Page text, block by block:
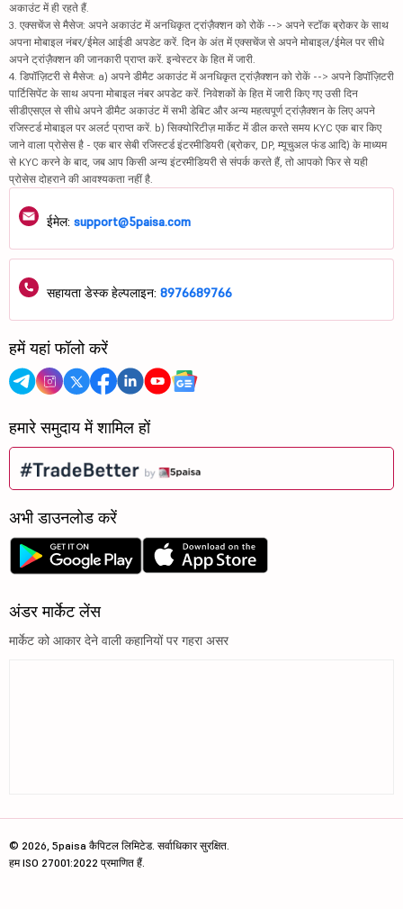
अकाउंट में ही रहते हैं.
3. एक्सचेंज से मैसेज: अपने अकाउंट में अनधिकृत ट्रांज़ैक्शन को रोकें --> अपने स्टॉक ब्रोकर के साथ
अपना मोबाइल नंबर/ईमेल आईडी अपडेट करें. दिन के अंत में एक्सचेंज से अपने मोबाइल/ईमेल पर सीधे
अपने ट्रांज़ैक्शन की जानकारी प्राप्त करें. इन्वेस्टर के हित में जारी.
4. डिपॉज़िटरी से मैसेज: a) अपने डीमैट अकाउंट में अनधिकृत ट्रांज़ैक्शन को रोकें --> अपने डिपॉज़िटरी
पार्टिसिपेंट के साथ अपना मोबाइल नंबर अपडेट करें. निवेशकों के हित में जारी किए गए उसी दिन
सीडीएसएल से सीधे अपने डीमैट अकाउंट में सभी डेबिट और अन्य महत्वपूर्ण ट्रांज़ैक्शन के लिए अपने
रजिस्टर्ड मोबाइल पर अलर्ट प्राप्त करें. b) सिक्योरिटीज़ मार्केट में डील करते समय KYC एक बार किए
जाने वाला प्रोसेस है - एक बार सेबी रजिस्टर्ड इंटरमीडियरी (ब्रोकर, DP, म्यूचुअल फंड आदि) के माध्यम
से KYC करने के बाद, जब आप किसी अन्य इंटरमीडियरी से संपर्क करते हैं, तो आपको फिर से यही
प्रोसेस दोहराने की आवश्यकता नहीं है.
ईमेल: support@5paisa.com
सहायता डेस्क हेल्पलाइन: 8976689766
हमें यहां फॉलो करें
हमारे समुदाय में शामिल हों
अभी डाउनलोड करें
अंडर मार्केट लेंस
मार्केट को आकार देने वाली कहानियों पर गहरा असर
© 2026, 5paisa कैपिटल लिमिटेड. सर्वाधिकार सुरक्षित.
हम ISO 27001:2022 प्रमाणित हैं.